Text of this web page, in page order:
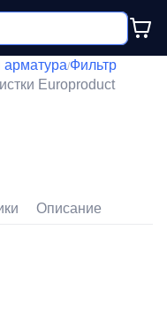
/Фильтр
Europroduct
Описание